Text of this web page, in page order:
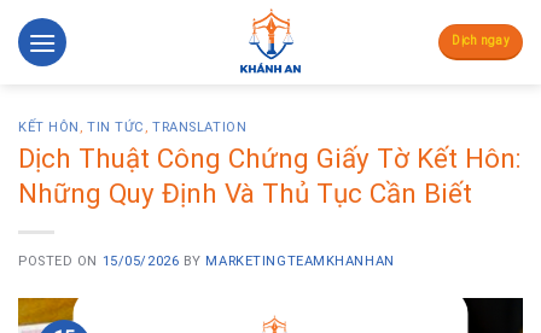
Skip
to
Dịch ngay
KẾT HÔN ,TIN TỨC ,TRANSLATION
Dịch Thuật Công Chứng Giấy Tờ Kết Hôn:
Những Quy Định Và Thủ Tục Cần Biết
POSTED ON 15/05/2026 BY MARKETINGTEAMKHANHAN